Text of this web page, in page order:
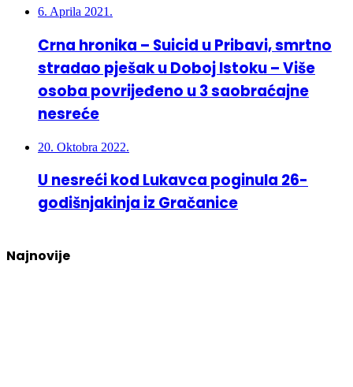
6. Aprila 2021.
Crna hronika – Suicid u Pribavi, smrtno
stradao pješak u Doboj Istoku – Više
osoba povrijeđeno u 3 saobraćajne
nesreće
20. Oktobra 2022.
U nesreći kod Lukavca poginula 26-
godišnjakinja iz Gračanice
Najnovije